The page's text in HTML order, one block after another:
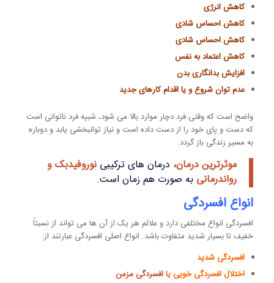
کاهش انرژی
کاهش احساس شادی
کاهش احساس شادی
کاهش اعتماد به نفس
افزایش بدانگاری بدن
عدم توان شروع و یا اقدام کارهای جدید
واضح است که وقتی فرد دچار موارد بالا می شود، شبیه فرد ناتوانی است
که دست و پای خود را از دست داده است و نیاز توانبخشی یابد و دوباره
به مسیر زندگی باز گردد.
موثرترین درمان، درمان های ترکیبی نوروفیدبک و
رواندرمانی به صورت هم زمان است.
انواع افسردگی
افسردگی انواع مختلفی دارد و علائم هر یک از آن ها می تواند از نسبتاً
خفیف تا بسیار شدید متفاوت باشد. انواع اصلی افسردگی عبارتند از:
افسردگی شدید
اختلال افسردگی خویی یاافسردگی مزمن